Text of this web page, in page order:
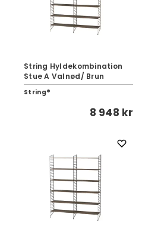
String Hyldekombination
Stue A Valnød/ Brun
String®
8 948 kr